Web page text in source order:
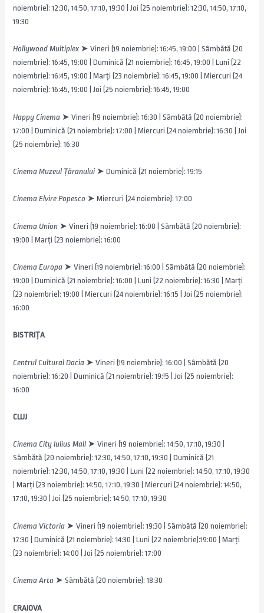
noiembrie): 12:30, 14:50, 17:10, 19:30 | Joi (25 noiembrie): 12:30, 14:50, 17:10,
19:30
Hollywood Multiplex ➤ Vineri (19 noiembrie): 16:45, 19:00 | Sâmbătă (20
noiembrie): 16:45, 19:00 | Duminică (21 noiembrie): 16:45, 19:00 | Luni (22
noiembrie): 16:45, 19:00 | Marți (23 noiembrie): 16:45, 19:00 | Miercuri (24
noiembrie): 16:45, 19:00 | Joi (25 noiembrie): 16:45, 19:00
Happy Cinema ➤ Vineri (19 noiembrie): 16:30 | Sâmbătă (20 noiembrie):
17:00 | Duminică (21 noiembrie): 17:00 | Miercuri (24 noiembrie): 16:30 | Joi
(25 noiembrie): 16:30
Cinema Muzeul Țăranului ➤ Duminică (21 noiembrie): 19:15
Cinema Elvire Popesco ➤ Miercuri (24 noiembrie): 17:00
Cinema Union ➤ Vineri (19 noiembrie): 16:00 | Sâmbătă (20 noiembrie):
19:00 | Marți (23 noiembrie): 16:00
Cinema Europa ➤ Vineri (19 noiembrie): 16:00 | Sâmbătă (20 noiembrie):
19:00 | Duminică (21 noiembrie): 16:00 | Luni (22 noiembrie): 16:30 | Marți
(23 noiembrie): 19:00 | Miercuri (24 noiembrie): 16:15 | Joi (25 noiembrie):
16:00
BISTRIȚA
Centrul Cultural Dacia ➤ Vineri (19 noiembrie): 16:00 | Sâmbătă (20
noiembrie): 16:20 | Duminică (21 noiembrie): 19:!5 | Joi (25 noiembrie):
16:00
CLUJ
Cinema City Iulius Mall ➤ Vineri (19 noiembrie): 14:50, 17:10, 19:30 |
Sâmbătă (20 noiembrie): 12:30, 14:50, 17:10, 19:30 | Duminică (21
noiembrie): 12:30, 14:50, 17:10, 19:30 | Luni (22 noiembrie): 14:50, 17:10, 19:30
| Marți (23 noiembrie): 14:50, 17:10, 19:30 | Miercuri (24 noiembrie): 14:50,
17:10, 19:30 | Joi (25 noiembrie): 14:50, 17:10, 19:30
Cinema Victoria ➤ Vineri (19 noiembrie): 19:30 | Sâmbătă (20 noiembrie):
17:30 | Duminică (21 noiembrie): 14:30 | Luni (22 noiembrie):19:00 | Marți
(23 noiembrie): 14:00 | Joi (25 noiembrie): 17:00
Cinema Arta ➤ Sâmbătă (20 noiembrie): 18:30
CRAIOVA